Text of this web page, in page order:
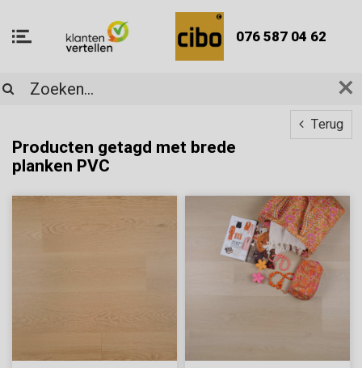
076 587 04 62
Terug
Producten getagd met brede
planken PVC